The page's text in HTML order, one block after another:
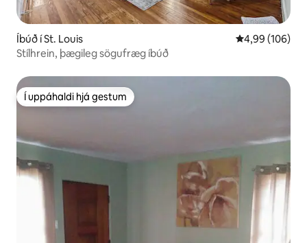
Íbúð í St. Louis 4,99 af 5 í
4,99 (106)
Stílhrein, þægileg sögufræg íbúð
Í uppáhaldi hjá gestum
Í uppáhaldi hjá gestum